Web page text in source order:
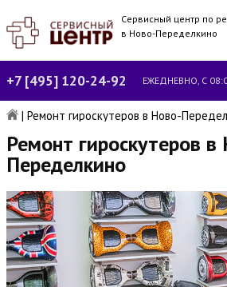
Сервисный центр по
в Ново-Переделкино
+7 [495] 120-24-92 ЕЖЕДНЕВНО, С
| Ремонт гироскутеров в Ново-
Ремонт гироскутеров
Переделкино